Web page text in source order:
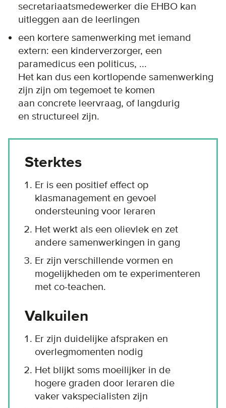
secretariaatsmedewerker die EHBO kan
uitleggen aan de leerlingen
een kortere samenwerking met iemand
extern: een kinderverzorger, een
paramedicus een politicus, ...
Het kan dus een kortlopende samenwerking
zijn zijn om tegemoet te komen
aan concrete leervraag, of langdurig
en structureel zijn.
Sterktes
Er is een positief effect op
klasmanagement en gevoel
ondersteuning voor leraren
Het werkt als een olievlek en zet
andere samenwerkingen in gang
Er zijn verschillende vormen en
mogelijkheden om te experimenteren
met co-teachen.
Valkuilen
Er zijn duidelijke afspraken en
overlegmomenten nodig
Het blijkt soms moeilijker in de
hogere graden door leraren die
vaker vakspecialisten zijn